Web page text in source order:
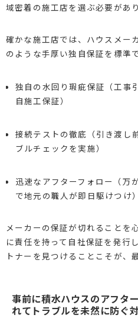
域密着の施工店を選ぶ必要があり
確かな施工店では、ハウスメー
のような手厚い独自保証を標準
独自の水回り瑕疵保証（工事
自施工保証）
接続テストの徹底（引き渡し
ブルチェックを実施）
迅速なアフターフォロー（万
で地元の職人が即日駆けつけ）
メーカーの保証が切れることを
に責任を持って自社保証を発行
トナーを見つけることこそが、
事前に積水ハウスのアフタ
れてトラブルを未然に防ぐ